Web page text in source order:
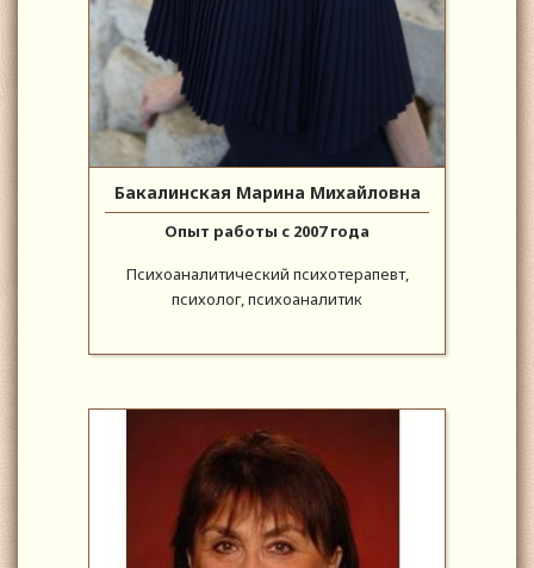
Бакалинская Марина Михайловна
Опыт работы с 2007 года
Психоаналитический психотерапевт,
психолог, психоаналитик